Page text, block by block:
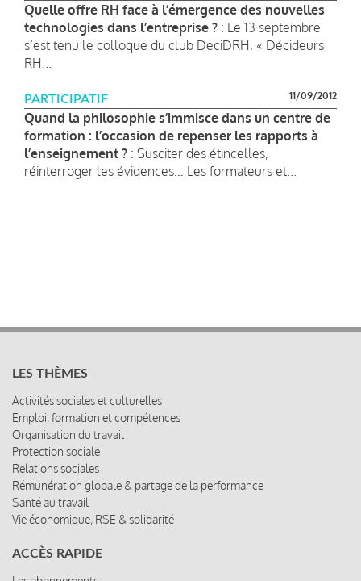
Quelle offre RH face à l’émergence des nouvelles
technologies dans l’entreprise ? : Le 13 septembre
s’est tenu le colloque du club DeciDRH, « Décideurs
RH...
PARTICIPATIF 11/09/2012
Quand la philosophie s’immisce dans un centre de
formation : l’occasion de repenser les rapports à
l’enseignement ? : Susciter des étincelles,
réinterroger les évidences… Les formateurs et...
LES THÈMES
Activités sociales et culturelles
Emploi, formation et compétences
Organisation du travail
Protection sociale
Relations sociales
Rémunération globale & partage de la performance
Santé au travail
Vie économique, RSE & solidarité
ACCÈS RAPIDE